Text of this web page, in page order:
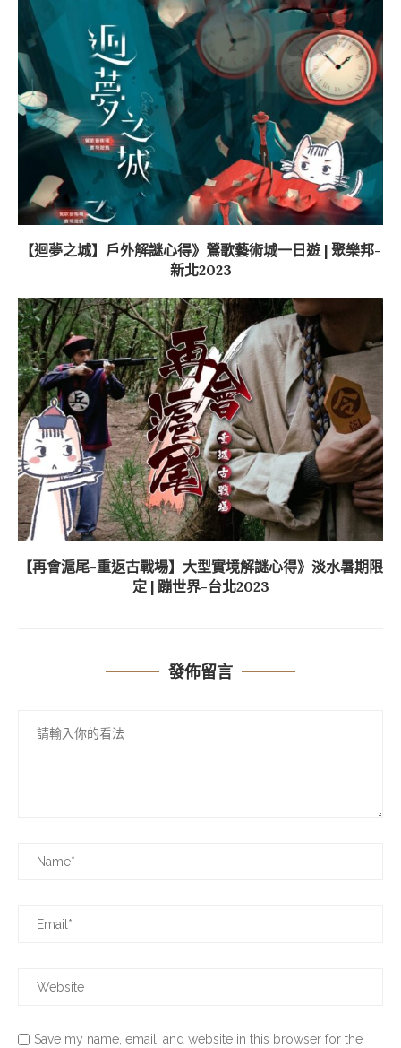
【迴夢之城】戶外解謎心得》鶯歌藝術城一日遊 | 聚樂邦-
新北2023
【再會滬尾-重返古戰場】大型實境解謎心得》淡水暑期限
定 | 蹦世界-台北2023
發佈留言
Save my name, email, and website in this browser for the